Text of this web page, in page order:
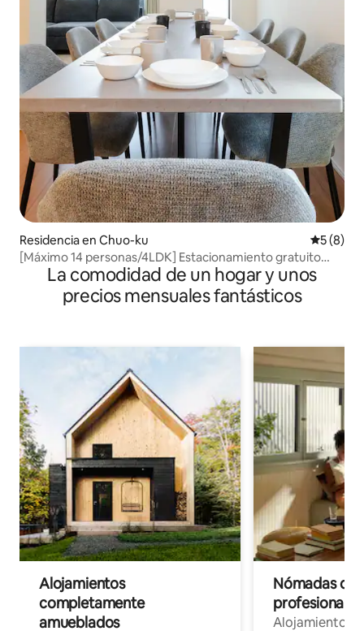
Residencia en Chuo-ku
5 (8)
[Máximo 14 personas/4LDK] Estacionamiento gratuito
completo | Fácil acceso a PayPay Dome y Ohi Park |
Lavadora y secadora
La comodidad de un hogar y unos
precios mensuales fantásticos
Alojamientos
completamente
amueblados
Nómadas
Alojamientos